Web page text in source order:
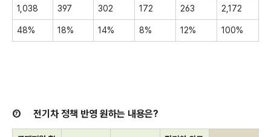
1,038 397 302 172 263 2,172
48% 18% 14% 8% 12% 100%
⑦ 전기차 정책 반영 원하는 내용은?